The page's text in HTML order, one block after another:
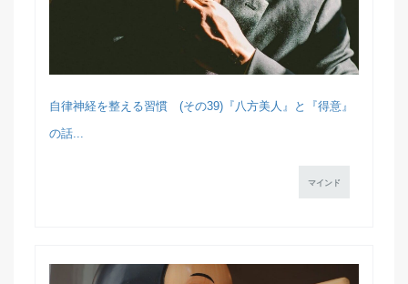
自律神経を整える習慣 (その39)『八方美人』と『得意』
の話...
マインド